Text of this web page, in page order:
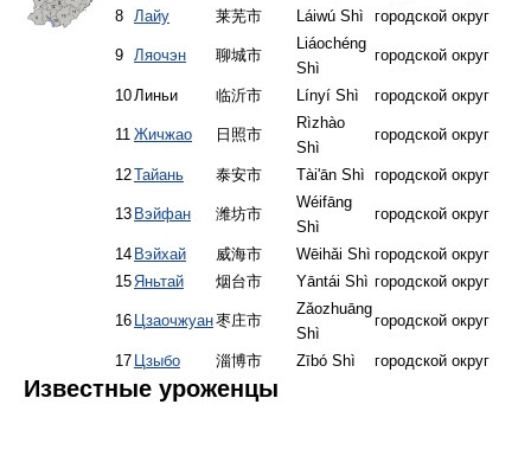
8
Лайу 莱芜市 Láiwú Shì городской округ
9 Ляочэн 聊城市
Liáochéng
Shì
городской округ
10Линьи 临沂市 Línyí Shì городской округ
11 Жичжао 日照市
Rìzhào
Shì
городской округ
12 Тайань 泰安市 Tài'ān Shì городской округ
13 Вэйфан 潍坊市
Wéifāng
Shì
городской округ
14 Вэйхай 威海市 Wēihǎi Shì городской округ
15Яньтай 烟台市 Yāntái Shì городской округ
16 Цзаочжуан枣庄市
Zǎozhuāng
Shì
городской округ
17 Цзыбо 淄博市 Zībó Shì городской округ
Известные уроженцы